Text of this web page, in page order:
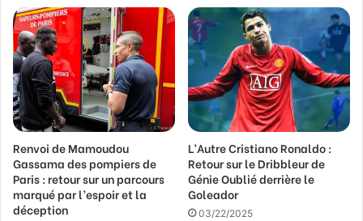
l
Renvoi de Mamoudou
Gassama des pompiers de
Paris : retour sur un parcours
marqué par l’espoir et la
déception
L’Autre Cristiano Ronaldo :
Retour sur le Dribbleur de
Génie Oublié derrière le
Goleador
03/22/2025